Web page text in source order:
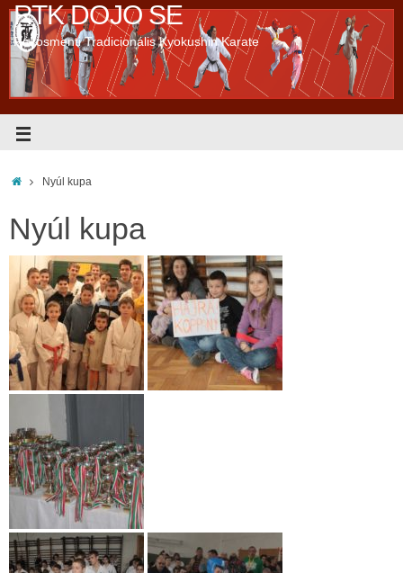
RTK DOJO SE
Rákosmenti Tradicionális Kyokushin Karate
Nyúl kupa
Nyúl kupa